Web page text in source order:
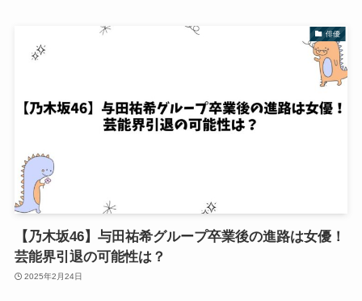
俳優
【乃木坂46】与田祐希グループ卒業後の進路は女優！
芸能界引退の可能性は？
2025年2月24日